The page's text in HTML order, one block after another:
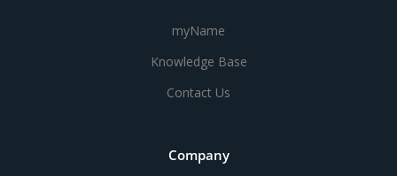
myName
Knowledge Base
Contact Us
Company